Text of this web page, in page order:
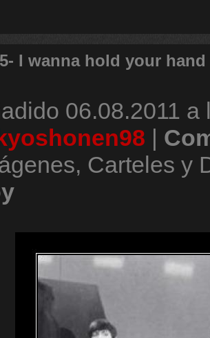
I wanna hold your hand
06.08.2011 a
|
Carteles y